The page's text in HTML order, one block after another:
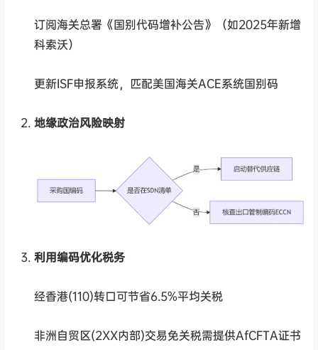
订阅海关总署《国别代码增补公告》（如2025年新增
科索沃）
更新ISF申报系统，匹配美国海关ACE系统国别码
地缘政治风险映射
利用编码优化税务
经香港(110)转口可节省6.5%平均关税
非洲自贸区(2XX内部)交易免关税需提供AfCFTA证书